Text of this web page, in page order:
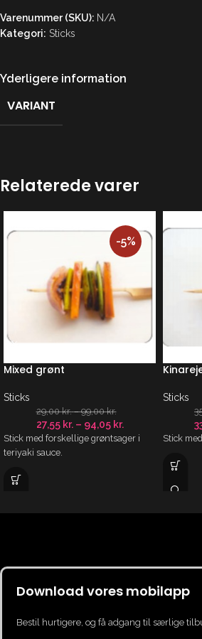
Varenummer (SKU): N/A
Kategori: Sticks
Yderligere information
VARIANT
Relaterede varer
-5%
Mixed grønt
Sticks
29,00kr. – 99,00kr.
27,55 kr. – 94,05 kr.
Stick med forskellige grøntsager i
teriyaki sauce.
Sticks
Stick
Download vores mobilapp
Bestil hurtigere, og få adgang til særlige